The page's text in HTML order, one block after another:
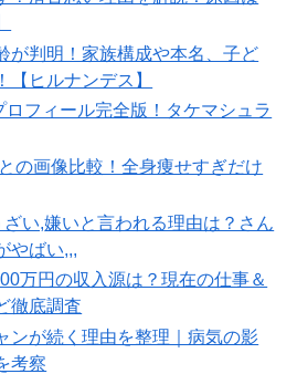
が判明！家族構成や本名、子ど
【ヒルナンデス】
フィール完全版！タケマシュラ
の画像比較！全身痩せすぎだけ
い,嫌いと言われる理由は？さん
やばい,,,
万円の収入源は？現在の仕事＆
徹底調査
ンが続く理由を整理｜病気の影
考察